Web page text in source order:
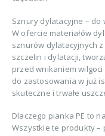
Sznury dylatacyjne – do
W ofercie materiałów
sznurów dylatacyjnych z
szczelin i dylatacji,
przed wnikaniem
do zastosowania w już
skuteczne i trwałe
Dlaczego pianka PE to
Wszystkie te produkty –